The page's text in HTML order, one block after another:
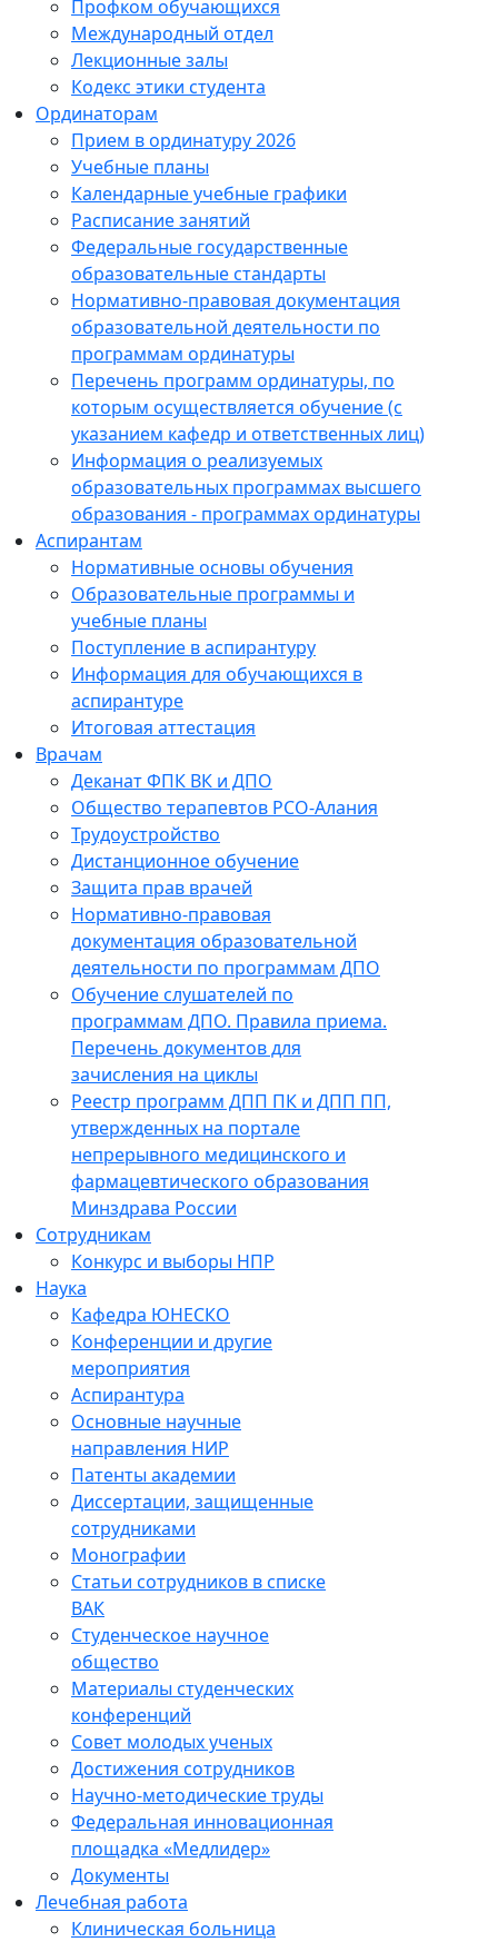
Профком обучающихся
Международный отдел
Лекционные залы
Кодекс этики студента
Ординаторам
Прием в ординатуру 2026
Учебные планы
Календарные учебные графики
Расписание занятий
Федеральные государственные
образовательные стандарты
Нормативно-правовая документация
образовательной деятельности по
программам ординатуры
Перечень программ ординатуры, по
которым осуществляется обучение (с
указанием кафедр и ответственных лиц)
Информация о реализуемых
образовательных программах высшего
образования - программах ординатуры
Аспирантам
Нормативные основы обучения
Образовательные программы и
учебные планы
Поступление в аспирантуру
Информация для обучающихся в
аспирантуре
Итоговая аттестация
Врачам
Деканат ФПК ВК и ДПО
Общество терапевтов РСО-Алания
Трудоустройство
Дистанционное обучение
Защита прав врачей
Нормативно-правовая
документация образовательной
деятельности по программам ДПО
Обучение слушателей по
программам ДПО. Правила приема.
Перечень документов для
зачисления на циклы
Реестр программ ДПП ПК и ДПП ПП,
утвержденных на портале
непрерывного медицинского и
фармацевтического образования
Минздрава России
Сотрудникам
Конкурс и выборы НПР
Наука
Кафедра ЮНЕСКО
Конференции и другие
мероприятия
Аспирантура
Основные научные
направления НИР
Патенты академии
Диссертации, защищенные
сотрудниками
Монографии
Статьи сотрудников в списке
ВАК
Студенческое научное
общество
Материалы студенческих
конференций
Совет молодых ученых
Достижения сотрудников
Научно-методические труды
Федеральная инновационная
площадка «Медлидер»
Документы
Лечебная работа
Клиническая больница